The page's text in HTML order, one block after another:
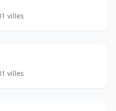
villes
villes